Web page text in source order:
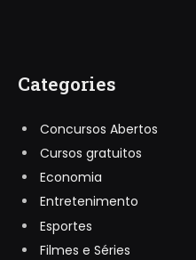
Categories
Concursos Abertos
Cursos gratuitos
Economia
Entretenimento
Esportes
Filmes e Séries